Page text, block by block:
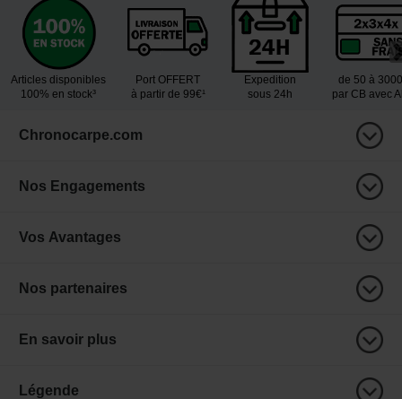
Articles disponibles
100% en stock³
Port OFFERT
à partir de 99€¹
Expedition
sous 24h
de 50 à
par CB avec
Chronocarpe.com
Nos Engagements
Vos Avantages
Nos partenaires
En savoir plus
Légende